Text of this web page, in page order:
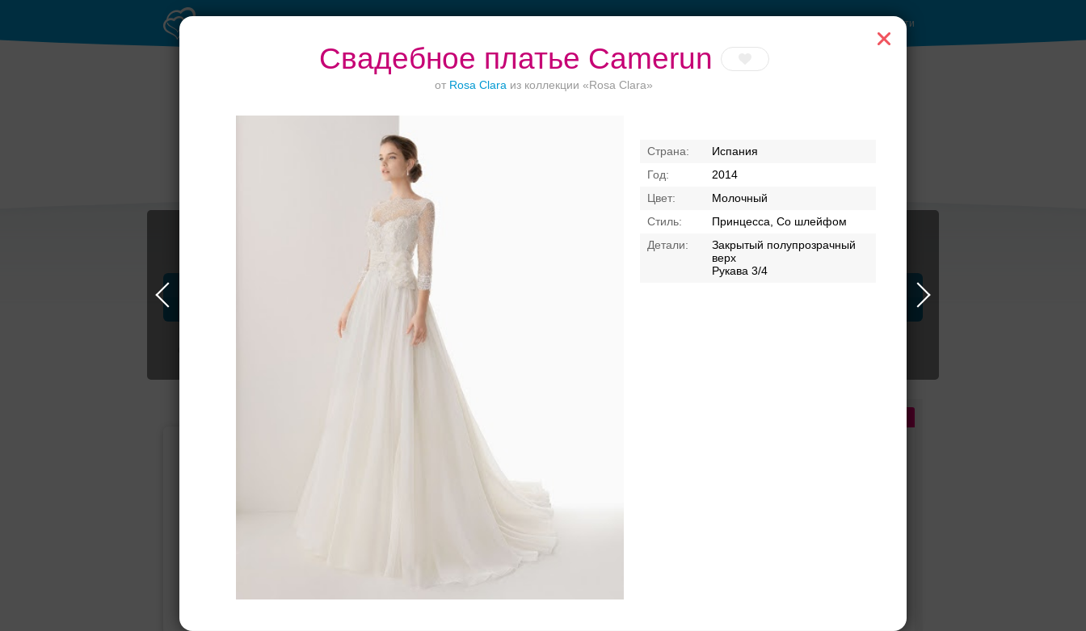
Свадебное платье Camerun
от Rosa Clara из коллекции «Rosa Clara»
Испания
2014
Молочный
Принцесса, Со шлейфом
Закрытый полупрозрачный
верх
Рукава 3/4
Войти
Банкет до 1500 руб.
верандами
Свадебные платья
Подбор свадебного платья
(греческий)